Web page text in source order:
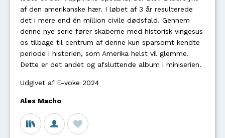
af den amerikanske hær. I løbet af 3 år resulterede
det i mere end én million civile dødsfald. Gennem
denne nye serie fører skaberne med historisk vingesus
os tilbage til centrum af denne kun sparsomt kendte
periode i historien, som Amerika helst vil glemme.
Dette er det andet og afsluttende album i miniserien.
Udgivet af E-voke 2024
Alex Macho